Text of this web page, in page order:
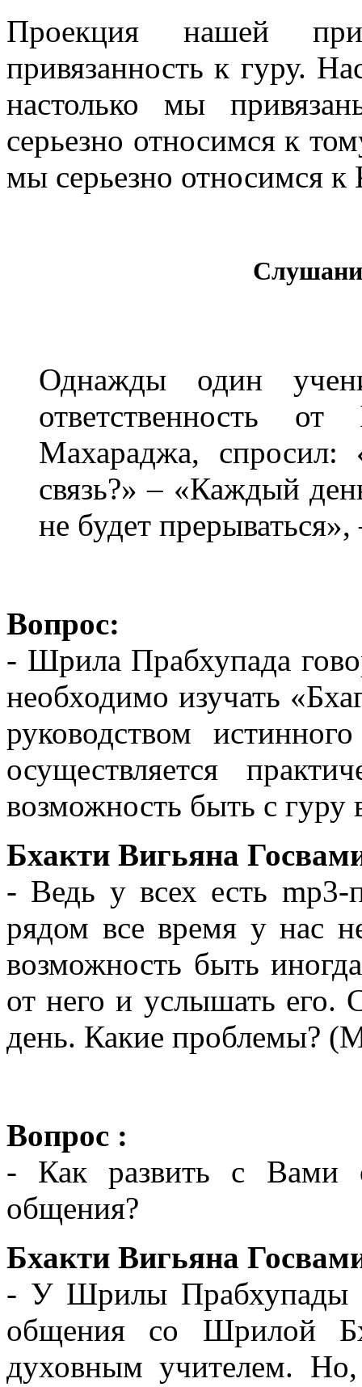
Проекция нашей
привязанность к гуру.
настолько мы
серьезно относимся к
мы серьезно относимся
Однажды один
ответственность
Махараджа, спросил:
связь?» – «Каждый
не будет
Вопрос:
- Шрила Прабхупада
необходимо изучать
руководством
осуществляется
возможность быть с гуру
Бхакти Вигьяна
- Ведь у всех есть mp3-
рядом все время у нас
возможность быть
от него и услышать
день. Какие проблемы?
Вопрос :
- Как развить с Вами
общения?
Бхакти Вигьяна
- У Шрилы Прабхупады
общения со Шрилой
духовным учителем.